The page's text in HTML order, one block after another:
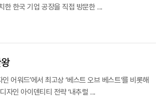
한 한국 기업 공장을 직접 방문한 ...
어워드’에서 최고상 ‘베스트 오브 베스트’를 비롯해
자인 아이덴티티 전략 ‘내추럴 ...